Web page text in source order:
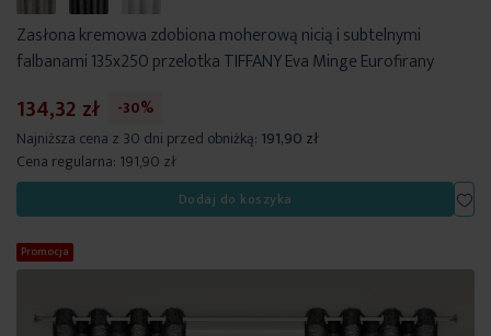
Zasłona kremowa zdobiona moherową nicią i subtelnymi
falbanami 135x250 przelotka TIFFANY Eva Minge Eurofirany
134,32 zł
-30%
Najniższa cena z 30 dni przed obniżką: 191,90 zł
Cena regularna: 191,90 zł
Dodaj do koszyka
Promocja